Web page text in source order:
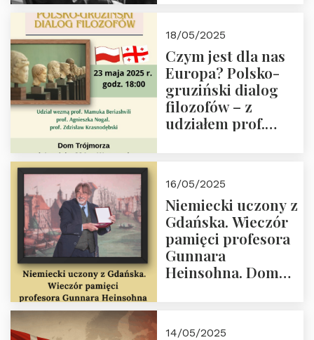
społeczny, członek
Kapituły Nagrody
im. Prezydenta
Lecha
Kaczyńskiego.
Wielki autorytet.
18/05/2025
Czym jest dla nas
Europa? Polsko-
gruziński dialog
filozofów – z
udziałem prof.
Dom Trójmorza 23
maja 2025 r. godz.
18:00.
16/05/2025
Niemiecki uczony z
Gdańska. Wieczór
pamięci profesora
Gunnara
Heinsohna. Dom
14/05/2025